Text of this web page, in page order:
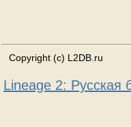
Copyright (c) L2DB.ru
Lineage 2: Русская